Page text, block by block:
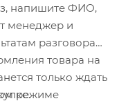
напишите ФИО,
менеджер и
разговора
товара на
только ждать
режиме